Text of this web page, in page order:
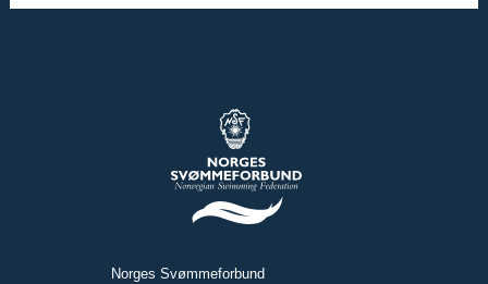
Norges Svømmeforbund